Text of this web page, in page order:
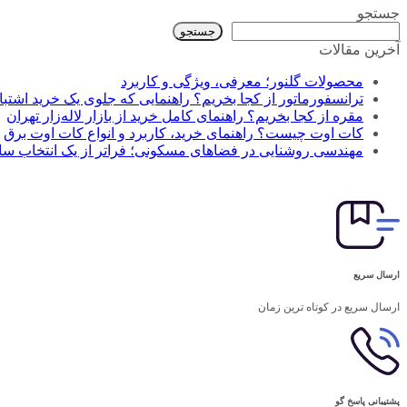
جستجو
جستجو
آخرین مقالات
محصولات گلنور؛ معرفی، ویژگی و کاربرد
ترانسفورماتور از کجا بخریم؟ راهنمایی که جلوی یک خرید
مقره از کجا بخریم؟ راهنمای کامل خرید از بازار لاله‌زار تهران
کات اوت چیست؟ راهنمای خرید، کاربرد و انواع کات اوت برق
مهندسی روشنایی در فضاهای مسکونی؛ فراتر از یک انتخاب
ارسال سریع
ارسال سریع در کوتاه ترین زمان
پشتیبانی پاسخ گو